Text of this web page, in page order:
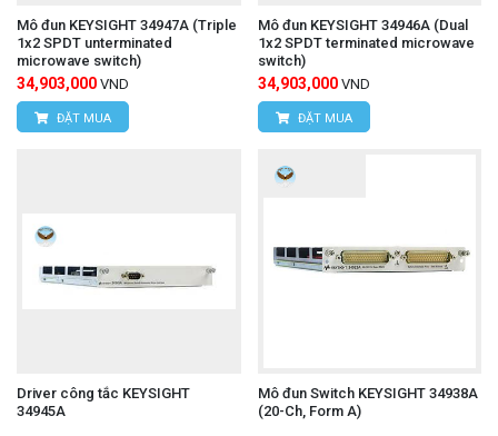
Mô đun KEYSIGHT 34947A (Triple
1x2 SPDT unterminated
microwave switch)
34,903,000 VND
ĐẶT MUA
Mô đun KEYSIGHT 34946A (Dual
1x2 SPDT terminated microwave
switch)
34,903,000 VND
ĐẶT MUA
Driver công tắc KEYSIGHT
34945A
Mô đun Switch KEYSIGHT 34938A
(20-Ch, Form A)